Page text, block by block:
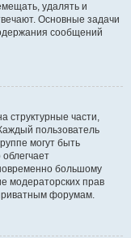
удалять и
Основные задачи
сообщений
структурные части,
пользователь
могут быть
большому
модераторских прав
форумам.